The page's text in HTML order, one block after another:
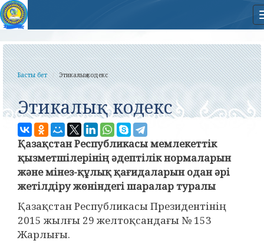
Басты бет Этикалық кодекс
Этикалық кодекс
Қазақстан Республикасы мемлекеттік
қызметшілерінің әдептілік нормаларын
және мінез-құлық қағидаларын одан әрі
жетілдіру жөніндегі шаралар туралы
Қазақстан Республикасы Президентінің
2015 жылғы 29 желтоқсандағы № 153
Жарлығы.